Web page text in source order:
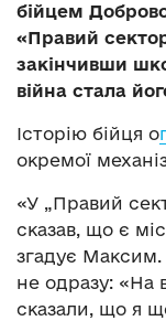
бійцем
«Правий
закінчивши
війна стала
Історію бійця о
окремої
«У „Правий
сказав, що є
згадує Максим.
не одразу: «На
сказали, що я